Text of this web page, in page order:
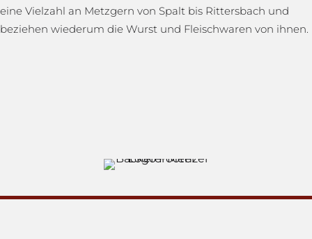
eine Vielzahl an Metzgern von Spalt bis Rittersbach und
beziehen wiederum die Wurst und Fleischwaren von ihnen.